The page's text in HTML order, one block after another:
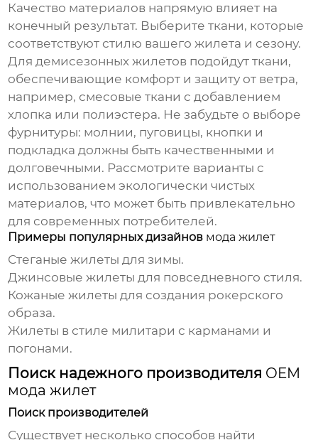
Качество материалов напрямую влияет на
конечный результат. Выберите ткани, которые
соответствуют стилю вашего жилета и сезону.
Для демисезонных жилетов подойдут ткани,
обеспечивающие комфорт и защиту от ветра,
например, смесовые ткани с добавлением
хлопка или полиэстера. Не забудьте о выборе
фурнитуры: молнии, пуговицы, кнопки и
подкладка должны быть качественными и
долговечными. Рассмотрите варианты с
использованием экологически чистых
материалов, что может быть привлекательно
для современных потребителей.
Примеры популярных дизайнов мода жилет
Стеганые жилеты для зимы.
Джинсовые жилеты для повседневного стиля.
Кожаные жилеты для создания рокерского
образа.
Жилеты в стиле милитари с карманами и
погонами.
Поиск надежного производителя OEM
мода жилет
Поиск производителей
Существует несколько способов найти